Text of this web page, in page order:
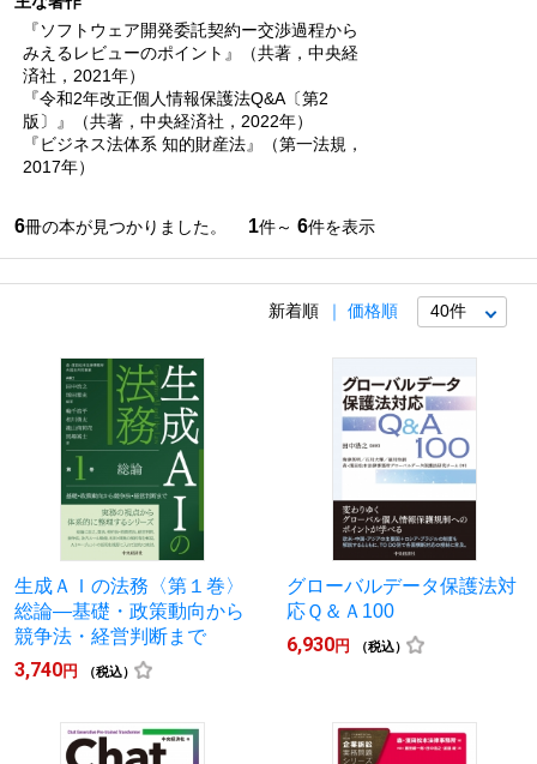
『ソフトウェア開発委託契約ー交渉過程から
みえるレビューのポイント』（共著，中央経
済社，2021年）
『令和2年改正個人情報保護法Q&A〔第2
版〕』（共著，中央経済社，2022年）
『ビジネス法体系 知的財産法』（第一法規，
2017年）
6冊の本が見つかりました。 1件～ 6件を表示
新着順 価格順
生成ＡＩの法務〈第１巻〉
総論―基礎・政策動向から
競争法・経営判断まで
3,740円 （税込）
グローバルデータ保護法対
応Ｑ＆Ａ100
6,930円 （税込）